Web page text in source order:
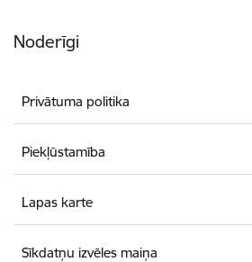
Noderīgi
Privātuma politika
Piekļūstamība
Lapas karte
Sīkdatņu izvēles maiņa